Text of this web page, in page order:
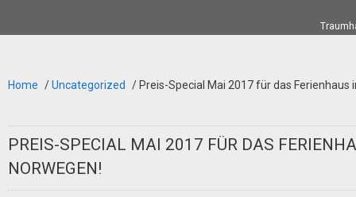
Home /Uncategorized / Preis-Special Mai 2017 für das Ferienhaus
PREIS-SPECIAL MAI 2017 FÜR DAS
NORWEGEN!